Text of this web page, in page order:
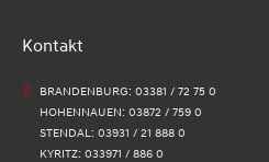
Kontakt
BRANDENBURG: 03381 / 72 75 0
HOHENNAUEN: 03872 / 759 0
STENDAL: 03931 / 21 888 0
KYRITZ: 033971 / 886 0